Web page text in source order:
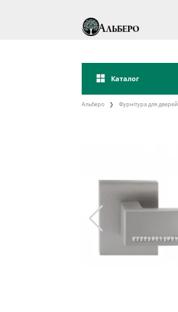
Каталог
Альберо Фурнітура для дверей